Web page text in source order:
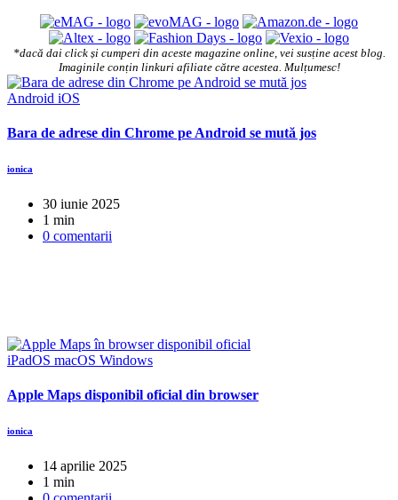
*dacă dai click și cumperi din aceste magazine online, vei susține acest blog.
Imaginile conțin linkuri afiliate către acestea. Mulțumesc!
Android iOS
Bara de adrese din Chrome pe Android se mută jos
ionica
30 iunie 2025
1 min
0 comentarii
iPadOS macOS Windows
Apple Maps disponibil oficial din browser
ionica
14 aprilie 2025
1 min